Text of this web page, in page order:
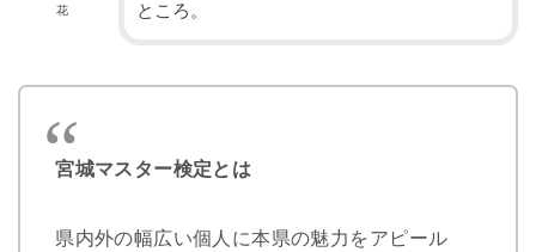
花
ところ。
宮城マスター検定とは
県内外の幅広い個人に本県の魅力をアピール